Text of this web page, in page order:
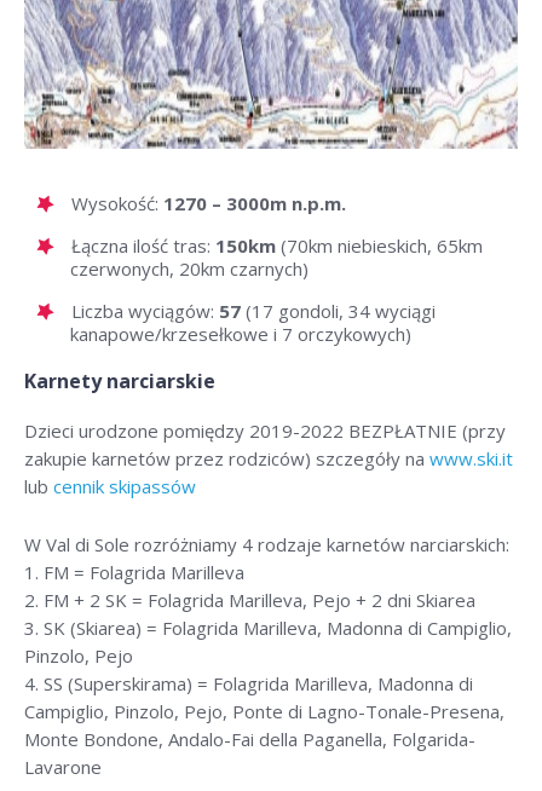
Wysokość: 1270 – 3000m n.p.m.
Łączna ilość tras: 150km (70km niebieskich, 65km
czerwonych, 20km czarnych)
Liczba wyciągów: 57 (17 gondoli, 34 wyciągi
kanapowe/krzesełkowe i 7 orczykowych)
Karnety narciarskie
Dzieci urodzone pomiędzy 2019-2022 BEZPŁATNIE (przy
zakupie karnetów przez rodziców) szczegóły na www.ski.it
lub cennik skipassów
W Val di Sole rozróżniamy 4 rodzaje karnetów narciarskich:
1. FM = Folagrida Marilleva
2. FM + 2 SK = Folagrida Marilleva, Pejo + 2 dni Skiarea
3. SK (Skiarea) = Folagrida Marilleva, Madonna di Campiglio,
Pinzolo, Pejo
4. SS (Superskirama) = Folagrida Marilleva, Madonna di
Campiglio, Pinzolo, Pejo, Ponte di Lagno-Tonale-Presena,
Monte Bondone, Andalo-Fai della Paganella, Folgarida-
Lavarone